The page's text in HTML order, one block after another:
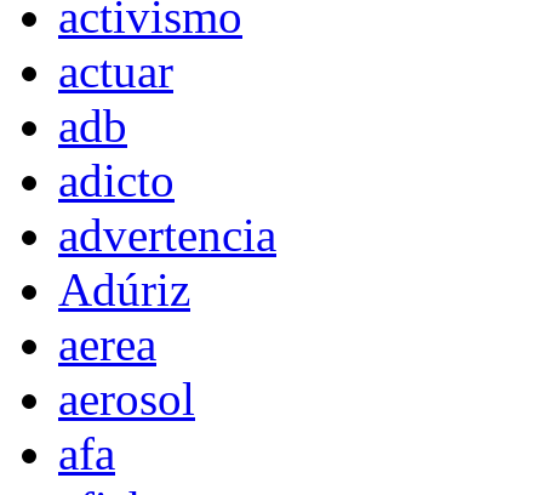
activismo
actuar
adb
adicto
advertencia
Adúriz
aerea
aerosol
afa